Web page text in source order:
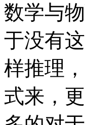
数学与
于没有
样推理
式来，